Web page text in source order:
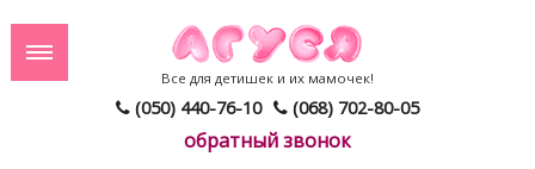
(050) 440-76-10 (068) 702-80-05
обратный звонок
Все для детишек и их мамочек!